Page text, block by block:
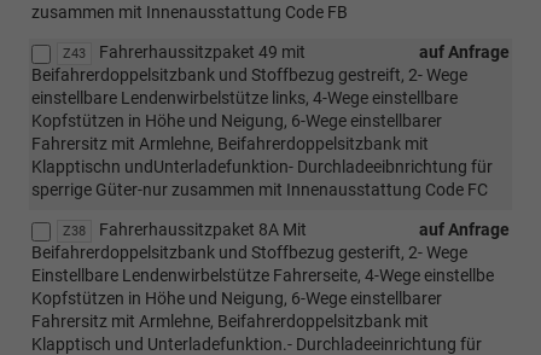
zusammen mit Innenausstattung Code FB
Z43 auf Anfrage
Fahrerhaussitzpaket 49 mit
Beifahrerdoppelsitzbank und Stoffbezug gestreift, 2- Wege
einstellbare Lendenwirbelstütze links, 4-Wege einstellbare
Kopfstützen in Höhe und Neigung, 6-Wege einstellbarer
Fahrersitz mit Armlehne, Beifahrerdoppelsitzbank mit
Klapptischn undUnterladefunktion- Durchladeeibnrichtung für
sperrige Güter-nur zusammen mit Innenausstattung Code FC
Z38 auf Anfrage
Fahrerhaussitzpaket 8A Mit
Beifahrerdoppelsitzbank und Stoffbezug gesterift, 2- Wege
Einstellbare Lendenwirbelstütze Fahrerseite, 4-Wege einstellbe
Kopfstützen in Höhe und Neigung, 6-Wege einstellbarer
Fahrersitz mit Armlehne, Beifahrerdoppelsitzbank mit
Klapptisch und Unterladefunktion.- Durchladeeinrichtung für